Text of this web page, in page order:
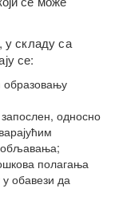
у складу са
се:
образовању
запослен, односно
полагања
у обавези да